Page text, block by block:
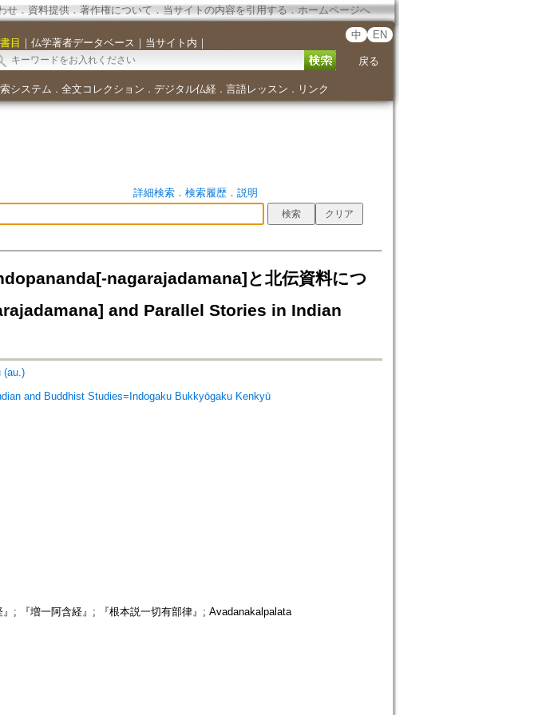
せ． 資料提供． 著作権について．当サイトの内容を引用する ． ホームページへ
書目 ｜ 仏学著者データベース ｜ 当サイト内 ｜
中 EN
戻る
システム ． 全文コレクション ． デジタル仏経． 言語レッスン ． リンク
詳細検索． 検索履歴． 説明
nagarajadamana]と北伝資料につ
and Parallel Stories in Indian
(au.)
and Buddhist Studies=Indogaku Bukkyōgaku Kenkyū
; 『増一阿含経』; 『根本説一切有部律』; Avadanakalpalata